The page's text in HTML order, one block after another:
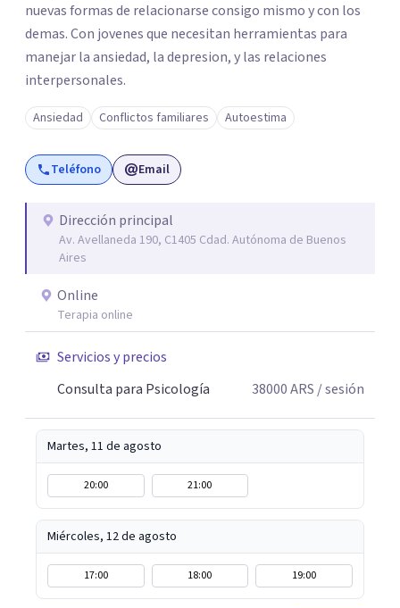
nuevas formas de relacionarse consigo mismo y con los
demas. Con jovenes que necesitan herramientas para
manejar la ansiedad, la depresion, y las relaciones
interpersonales.
Ansiedad Conflictos familiares Autoestima
Teléfono Email
Dirección principal
Av. Avellaneda 190, C1405 Cdad. Autónoma de Buenos
Aires
Online
Terapia online
Servicios y precios
Consulta para Psicología
38000ARS / sesión
Martes, 11 de agosto
20:00 21:00
Miércoles, 12 de agosto
17:00 18:00 19:00